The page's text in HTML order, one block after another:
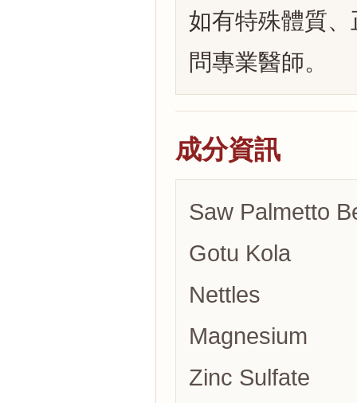
如有特殊體質
問專業醫師。
成分資訊
Saw Palmetto
Gotu Kola
Nettles
Magnesium
Zinc Sulfate